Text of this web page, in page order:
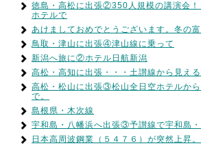
徳島・高松に出張②350人規模の講演会！
ホテルで
あけましておめでとうございます。冬の
鳥取・津山に出張④津山線に乗って
新潟へ旅に②ホテル日航新潟
高松・高知に出張・・・土讃線から見える
高松・松山に出張③松山全日空ホテルか
で。
島根県・木次線
宇和島・八幡浜へ出張③予讃線で宇和島・
日本高周波鋼業（５４７６）が突然上昇。